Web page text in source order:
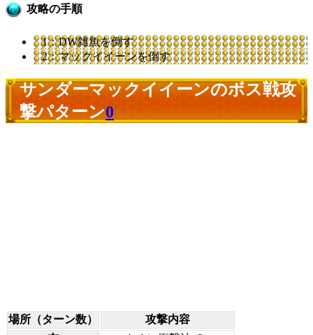
攻略の手順
1：DW雑魚を倒す
2：マックイイーンを倒す
サンダーマックイイーンのボス戦攻
撃パターン0
場所（ターン数）
攻撃内容